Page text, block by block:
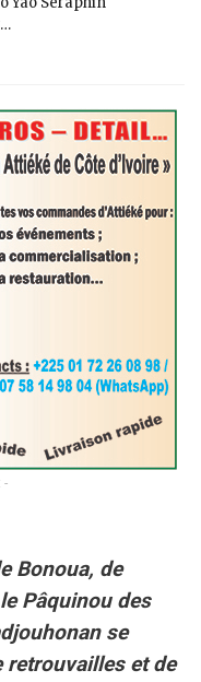
-
Bonoua, de
Pâquinou des
se
retrouvailles et de